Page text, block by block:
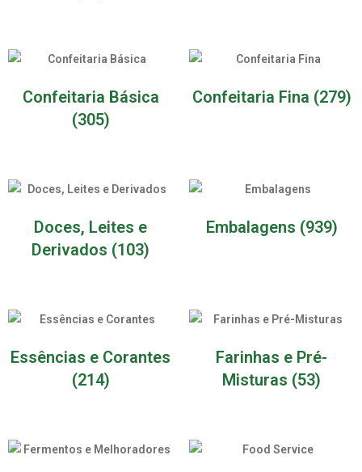
Confeitaria Básica
(305)
Confeitaria Fina (279)
Doces, Leites e
Derivados (103)
Embalagens (939)
Essências e Corantes
(214)
Farinhas e Pré-
Misturas (53)